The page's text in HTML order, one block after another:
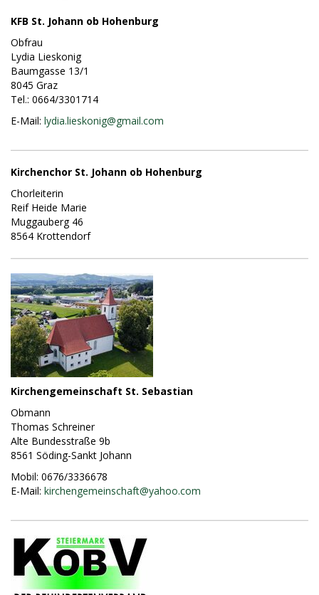
KFB St. Johann ob Hohenburg
Obfrau
Lydia Lieskonig
Baumgasse 13/1
8045 Graz
Tel.: 0664/3301714
E-Mail: lydia.lieskonig@gmail.com
Kirchenchor St. Johann ob Hohenburg
Chorleiterin
Reif Heide Marie
Muggauberg 46
8564 Krottendorf
Kirchengemeinschaft St. Sebastian
Obmann
Thomas Schreiner
Alte Bundesstraße 9b
8561 Söding-Sankt Johann
Mobil: 0676/3336678
E-Mail: kirchengemeinschaft@yahoo.com